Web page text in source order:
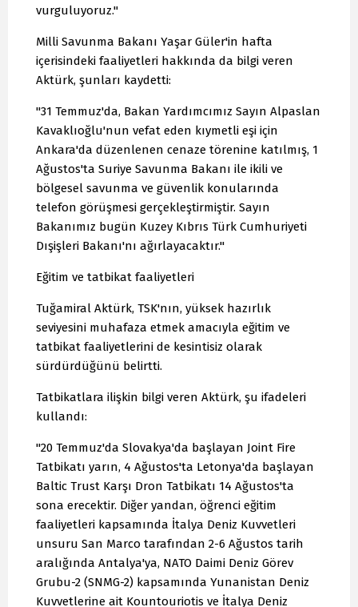
vurguluyoruz."
Milli Savunma Bakanı Yaşar Güler'in hafta
içerisindeki faaliyetleri hakkında da bilgi veren
Aktürk, şunları kaydetti:
"31 Temmuz'da, Bakan Yardımcımız Sayın Alpaslan
Kavaklıoğlu'nun vefat eden kıymetli eşi için
Ankara'da düzenlenen cenaze törenine katılmış, 1
Ağustos'ta Suriye Savunma Bakanı ile ikili ve
bölgesel savunma ve güvenlik konularında
telefon görüşmesi gerçekleştirmiştir. Sayın
Bakanımız bugün Kuzey Kıbrıs Türk Cumhuriyeti
Dışişleri Bakanı'nı ağırlayacaktır."
Eğitim ve tatbikat faaliyetleri
Tuğamiral Aktürk, TSK'nın, yüksek hazırlık
seviyesini muhafaza etmek amacıyla eğitim ve
tatbikat faaliyetlerini de kesintisiz olarak
sürdürdüğünü belirtti.
Tatbikatlara ilişkin bilgi veren Aktürk, şu ifadeleri
kullandı:
"20 Temmuz'da Slovakya'da başlayan Joint Fire
Tatbikatı yarın, 4 Ağustos'ta Letonya'da başlayan
Baltic Trust Karşı Dron Tatbikatı 14 Ağustos'ta
sona erecektir. Diğer yandan, öğrenci eğitim
faaliyetleri kapsamında İtalya Deniz Kuvvetleri
unsuru San Marco tarafından 2-6 Ağustos tarih
aralığında Antalya'ya, NATO Daimi Deniz Görev
Grubu-2 (SNMG-2) kapsamında Yunanistan Deniz
Kuvvetlerine ait Kountouriotis ve İtalya Deniz